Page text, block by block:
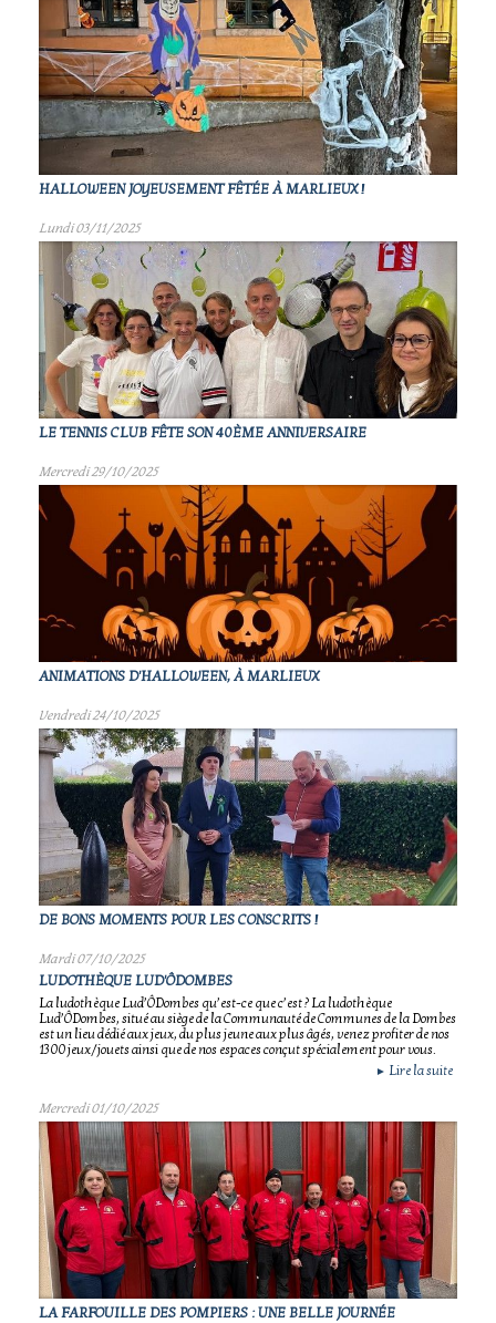
HALLOWEEN JOYEUSEMENT FÊTÉE À MARLIEUX !
Lundi 03/11/2025
LE TENNIS CLUB FÊTE SON 40ÈME ANNIVERSAIRE
Mercredi 29/10/2025
ANIMATIONS D'HALLOWEEN, À MARLIEUX
Vendredi 24/10/2025
DE BONS MOMENTS POUR LES CONSCRITS !
Mardi 07/10/2025
LUDOTHÈQUE LUD'ÔDOMBES
La ludothèque Lud’ÔDombes qu’est-ce que c’est ? La ludothèque
Lud’ÔDombes, situé au siège de la Communauté de Communes de la Dombes
est un lieu dédié aux jeux, du plus jeune aux plus âgés, venez profiter de nos
1300 jeux/jouets ainsi que de nos espaces conçut spécialement pour vous.
► Lire la suite
Mercredi 01/10/2025
LA FARFOUILLE DES POMPIERS : UNE BELLE JOURNÉE